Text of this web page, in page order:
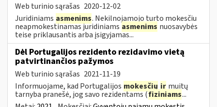
Web turinio sąrašas 2020-12-02
Juridiniams asmenims. Nekilnojamojo turto mokesčiu
neapmokestinamas juridiniams asmenims nuosavybės
teise priklausantis arba įsigyjamas...
Dėl Portugalijos rezidento rezidavimo vietą
patvirtinančios pažymos
Web turinio sąrašas 2021-11-19
Informuojame, kad Portugalijos mokesčių ir muitų
tarnyba pranešė, jog savo rezidentams (fiziniams...